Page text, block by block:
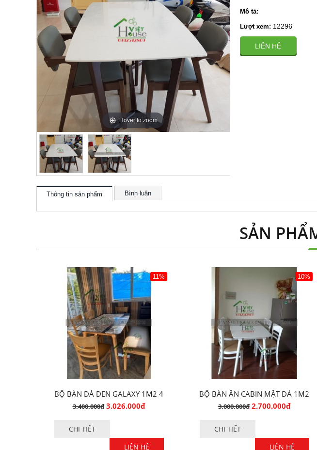
Hover to zoom
Mô tả:
Lượt xem: 12296
LIÊN HỆ
Thông tin sản phẩm Bình luận
SẢN
11%
BỘ BÀN ĐÁ ĐEN GALAXY 1M2 4
GHẾ
3.400.000đ 3.026.000đ
CHI TIẾT
LIÊN HỆ
10%
BỘ BÀN ĂN CABIN MẶT ĐÁ 1M2
CAO CẤP
3.000.000đ 2.700.000đ
CHI TIẾT
LIÊN HỆ